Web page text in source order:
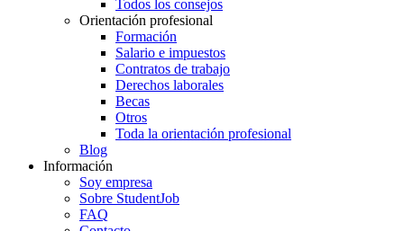
Todos los consejos
Orientación profesional
Formación
Salario e impuestos
Contratos de trabajo
Derechos laborales
Becas
Otros
Toda la orientación profesional
Blog
Información
Soy empresa
Sobre StudentJob
FAQ